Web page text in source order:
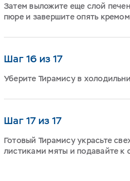
Затем выложите еще слой
пюре и завершите опять
Шаг 16 из 17
Уберите Тирамису в
Шаг 17 из 17
Готовый Тирамису украсьте
листиками мяты и подавайте к